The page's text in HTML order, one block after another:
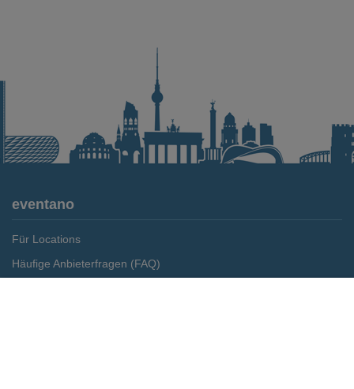
eventano
Für Locations
Häufige Anbieterfragen (FAQ)